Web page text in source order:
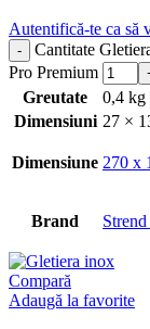
Autentifică-te ca să
Cantitate
Pro Premium
Greutate
0,4 kg
Dimensiuni 27 ×
Dimensiune 270 x
Brand
Compară
Adaugă la favorite